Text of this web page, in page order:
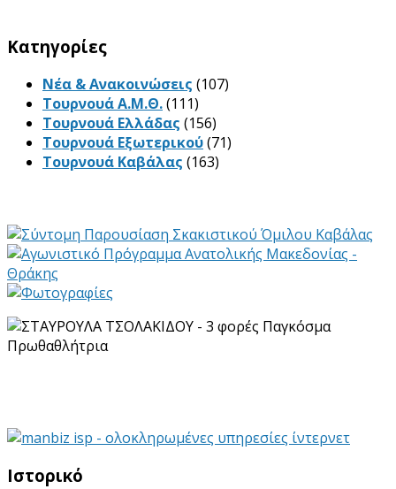
Kατηγορίες
Νέα & Ανακοινώσεις (107)
Τουρνουά Α.Μ.Θ.(111)
Τουρνουά Ελλάδας (156)
Τουρνουά Εξωτερικού(71)
Τουρνουά Καβάλας (163)
Ιστορικό